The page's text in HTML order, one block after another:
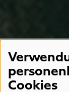
Cookies